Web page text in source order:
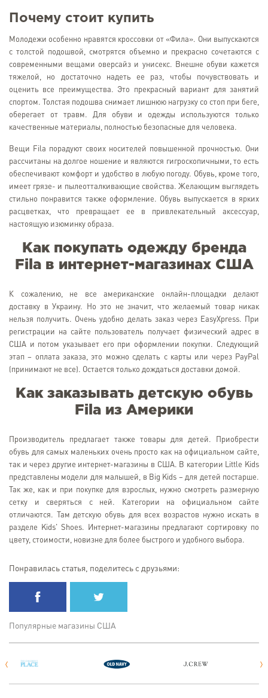
Почему стоит купить
Молодежи особенно нравятся кроссовки от «Фила». Они выпускаются
с толстой подошвой, смотрятся объемно и прекрасно сочетаются с
современными вещами оверсайз и унисекс. Внешне обуви кажется
тяжелой, но достаточно надеть ее раз, чтобы почувствовать и
оценить все преимущества. Это прекрасный вариант для занятий
спортом. Толстая подошва снимает лишнюю нагрузку со стоп при беге,
оберегает от травм. Для обуви и одежды используются только
качественные материалы, полностью безопасные для человека.
Вещи Fila порадуют своих носителей повышенной прочностью. Они
рассчитаны на долгое ношение и являются гигроскопичными, то есть
обеспечивают комфорт и удобство в любую погоду. Обувь, кроме того,
имеет грязе- и пылеотталкивающие свойства. Желающим выглядеть
стильно понравится также оформление. Обувь выпускается в ярких
расцветках, что превращает ее в привлекательный аксессуар,
настоящую изюминку образа.
Как покупать одежду бренда
Fila в интернет-магазинах США
К сожалению, не все американские онлайн-площадки делают
доставку в Украину. Но это не значит, что желаемый товар никак
нельзя получить. Очень удобно делать заказ через EasyXpress. При
регистрации на сайте пользователь получает физический адрес в
США и потом указывает его при оформлении покупки. Следующий
этап – оплата заказа, это можно сделать с карты или через PayPal
(принимают не все). Остается только дождаться доставки домой.
Как заказывать детскую обувь
Fila из Америки
Производитель предлагает также товары для детей. Приобрести
обувь для самых маленьких очень просто как на официальном сайте,
так и через другие интернет-магазины в США. В категории Little Kids
представлены модели для малышей, в Big Kids – для детей постарше.
Так же, как и при покупке для взрослых, нужно смотреть размерную
сетку и сверяться с ней. Категории на официальном сайте
отличаются. Там детскую обувь для всех возрастов нужно искать в
разделе Kids' Shoes. Интернет-магазины предлагают сортировку по
цвету, стоимости, новизне для более быстрого и удобного выбора.
Понравилась статья, поделитесь с друзьями:
Популярные магазины США